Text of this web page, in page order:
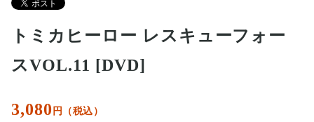
トミカヒーロー レスキューフォー
スVOL.11 [DVD]
3,080 円（税込）